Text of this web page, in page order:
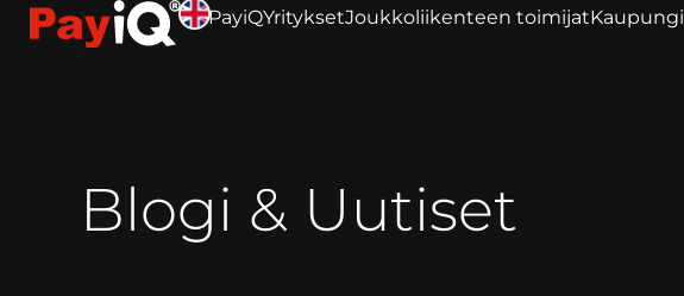
PayiQYrityksetJoukkoliikenteen toimijat
Blogi & Uutiset